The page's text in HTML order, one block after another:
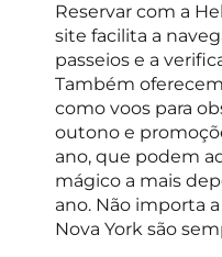
Reservar com a
site facilita a
passeios e a
Também
como voos para
outono e
ano, que podem
mágico a mais
ano. Não importa
Nova York são